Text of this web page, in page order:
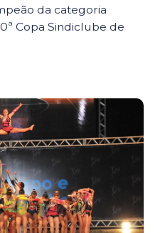
da categoria
Copa Sindiclube de